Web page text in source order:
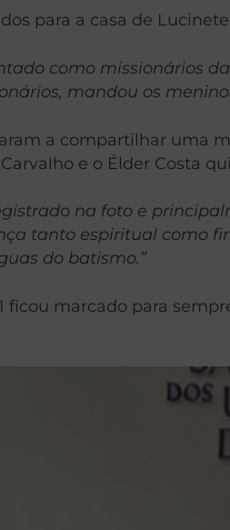
para a casa de
como missionários
mandou os
a compartilhar uma
e o Élder Costa
na foto e
tanto espiritual como
do batismo.”
ficou marcado para